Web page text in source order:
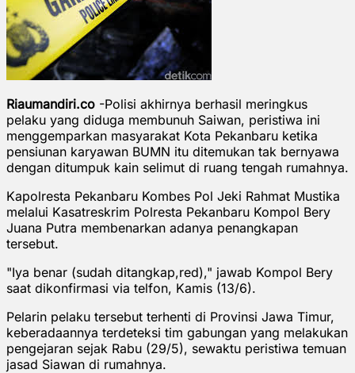
Riaumandiri.co -Polisi akhirnya berhasil meringkus
pelaku yang diduga membunuh Saiwan, peristiwa ini
menggemparkan masyarakat Kota Pekanbaru ketika
pensiunan karyawan BUMN itu ditemukan tak bernyawa
dengan ditumpuk kain selimut di ruang tengah rumahnya.
Kapolresta Pekanbaru Kombes Pol Jeki Rahmat Mustika
melalui Kasatreskrim Polresta Pekanbaru Kompol Bery
Juana Putra membenarkan adanya penangkapan
tersebut.
"Iya benar (sudah ditangkap,red)," jawab Kompol Bery
saat dikonfirmasi via telfon, Kamis (13/6).
Pelarin pelaku tersebut terhenti di Provinsi Jawa Timur,
keberadaannya terdeteksi tim gabungan yang melakukan
pengejaran sejak Rabu (29/5), sewaktu peristiwa temuan
jasad Siawan di rumahnya.